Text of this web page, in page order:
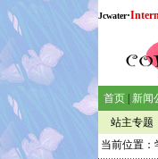
Jcwater·
首页 新闻
站主专题
当前位置：